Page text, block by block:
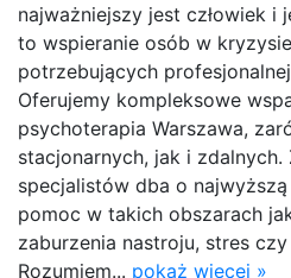
najważniejszy jest człowiek i
to wspieranie osób w
potrzebujących
Oferujemy kompleksowe
psychoterapia Warszawa,
stacjonarnych, jak i zdalnych.
specjalistów dba o najwyższą
pomoc w takich obszarach
zaburzenia nastroju, stres
Rozumiem... pokaż więcej »